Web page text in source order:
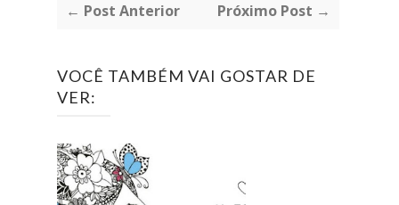
← Post Anterior Próximo Post →
VOCÊ TAMBÉM VAI GOSTAR DE
VER: